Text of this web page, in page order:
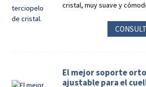
cristal, muy suave y
El mejor soporte
ajustable para el